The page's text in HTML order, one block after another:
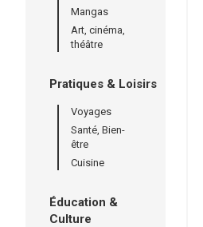
Mangas
Art, cinéma,
théâtre
Pratiques & Loisirs
Voyages
Santé, Bien-
être
Cuisine
Éducation &
Culture